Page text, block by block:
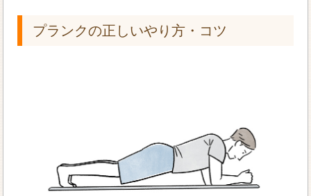
プランクの正しいやり方・コツ